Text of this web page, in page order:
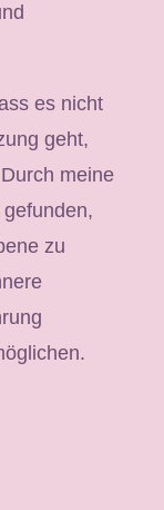
es nicht
geht,
meine
zu